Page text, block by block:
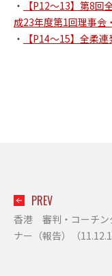
・
【P12～13】第8
成23年度第1回理事
・
【P14～15】全柔
PREV
香港 審判・コーチン
ナー（報告）（